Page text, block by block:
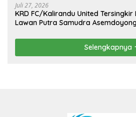
Juli 27, 2026
KRD FC/Kalirandu United Tersingkir
Lawan Putra Samudra
Selengkapnya